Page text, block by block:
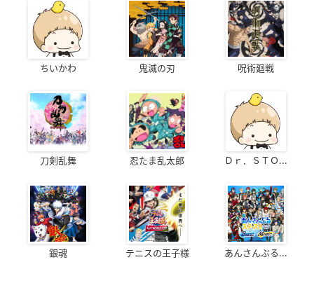
ちいかわ 鬼滅の刃 呪術廻戦
刀剣乱舞 忍たま乱太郎 Ｄｒ．ＳＴＯ...
銀魂 テニスの王子様 あんさんぶる...